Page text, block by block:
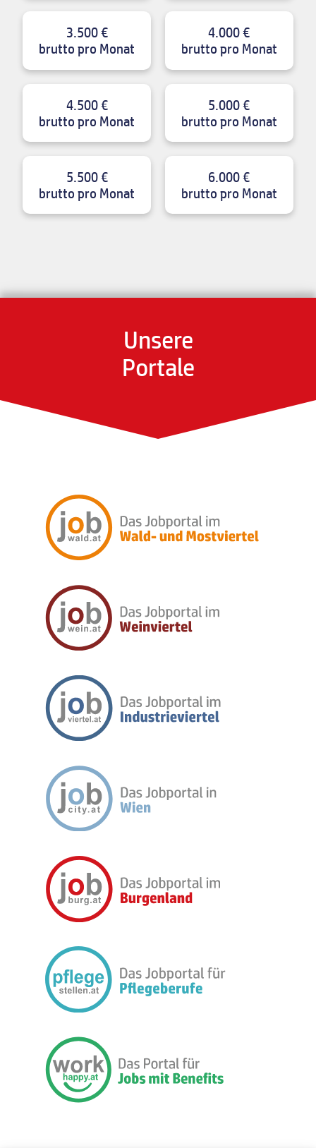
3.500 €
brutto pro Monat
4.000 €
brutto pro Monat
4.500 €
brutto pro Monat
5.000 €
brutto pro Monat
5.500 €
brutto pro Monat
6.000 €
brutto pro Monat
Unsere
Portale